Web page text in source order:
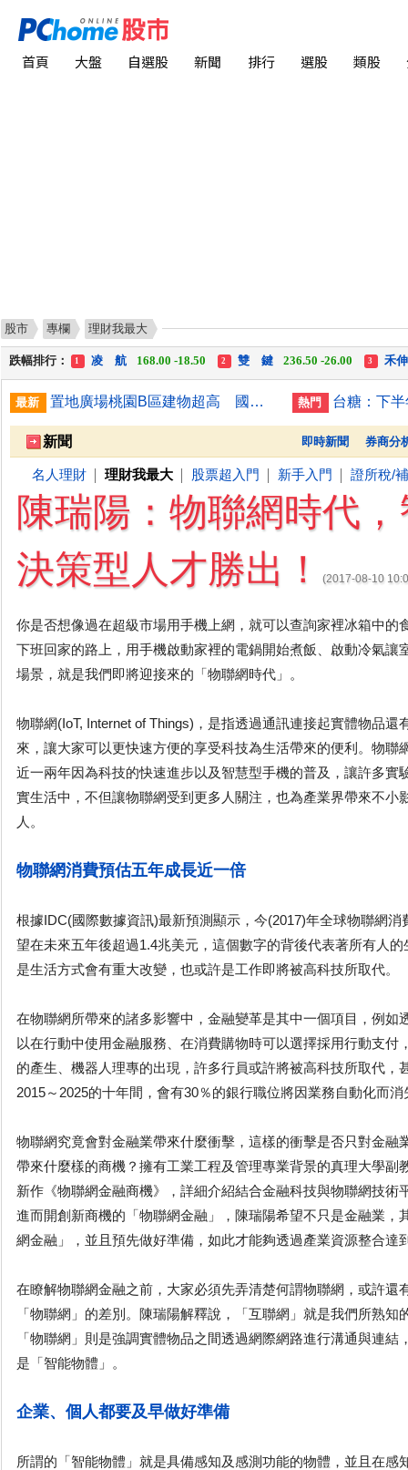
首頁 大盤 自選股 新聞 排行 選股 類股
股市 專欄 理財我最大
漲幅排行： 1 川 湖11,110.00 +1,010.00 中化生35.75 +3.25
跌幅排行：
1 凌 航 168.00 -18.50 2 雙 鍵 236.50 -26.00 3
禾
跌停排行：
236.50 -26.00
最新 置地廣場桃園B區建物超高 國壽允修正高度儘速拆除 熱門
新聞 即時新聞 券商分
名人理財 理財我最大 股票超入門 新手入門 證所稅/
陳瑞陽：物聯網時代
決策型人才勝出！(2017-08-10
你是否想像過在超級市場用手機上網，就可以查詢家裡冰箱中的
下班回家的路上，用手機啟動家裡的電鍋開始煮飯、啟動冷氣讓
場景，就是我們即將迎接來的「物聯網時代」。
物聯網(IoT, Internet of Things)，是指透過通訊連接起實體物品
來，讓大家可以更快速方便的享受科技為生活帶來的便利。物聯
近一兩年因為科技的快速進步以及智慧型手機的普及，讓許多實
實生活中，不但讓物聯網受到更多人關注，也為產業界帶來不小
人。
物聯網消費預估五年成長近一倍
根據IDC(國際數據資訊)最新預測顯示，今(2017)年全球物聯網
望在未來五年後超過1.4兆美元，這個數字的背後代表著所有人
是生活方式會有重大改變，也或許是工作即將被高科技所取代。
在物聯網所帶來的諸多影響中，金融變革是其中一個項目，例如
以在行動中使用金融服務、在消費購物時可以選擇採用行動支付
的產生、機器人理專的出現，許多行員或許將被高科技所取代，
2015～2025的十年間，會有30％的銀行職位將因業務自動化而消
物聯網究竟會對金融業帶來什麼衝擊，這樣的衝擊是否只對金融
帶來什麼樣的商機？擁有工業工程及管理專業背景的真理大學副
新作《物聯網金融商機》，詳細介紹結合金融科技與物聯網技術
進而開創新商機的「物聯網金融」，陳瑞陽希望不只是金融業，
網金融」，並且預先做好準備，如此才能夠透過產業資源整合達
在瞭解物聯網金融之前，大家必須先弄清楚何謂物聯網，或許還
「物聯網」的差別。陳瑞陽解釋說，「互聯網」就是我們所熟
「物聯網」則是強調實體物品之間透過網際網路進行溝通與連
是「智能物體」。
企業、個人都要及早做好準備
所謂的「智能物體」就是具備感知及感測功能的物體，並且在感